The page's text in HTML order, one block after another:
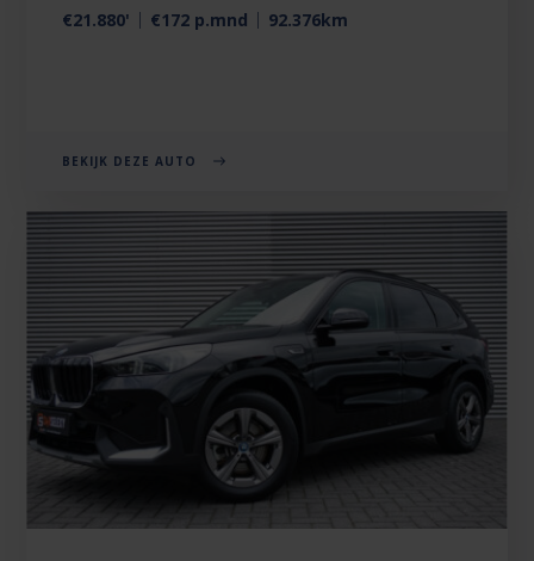
€21.880' €172 p.mnd 92.376km
BEKIJK DEZE AUTO